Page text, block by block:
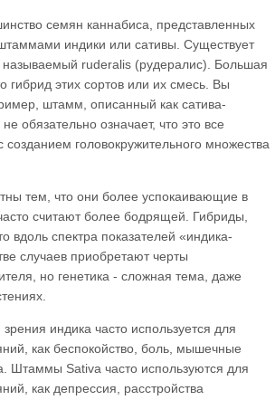
семян каннабиса, представленных
индики или сативы. Существует
ruderalis (рудералис). Большая
гибрид этих сортов или их смесь. Вы
штамм, описанный как сатива-
обязательно означает, что это все
созданием головокружительного множества
тем, что они более успокаивающие в
считают более бодрящей. Гибриды,
вдоль спектра показателей «индика-
случаев приобретают черты
но генетика - сложная тема, даже
индика часто используется для
как беспокойство, боль, мышечные
Штаммы Sativa часто используются для
как депрессия, расстройства